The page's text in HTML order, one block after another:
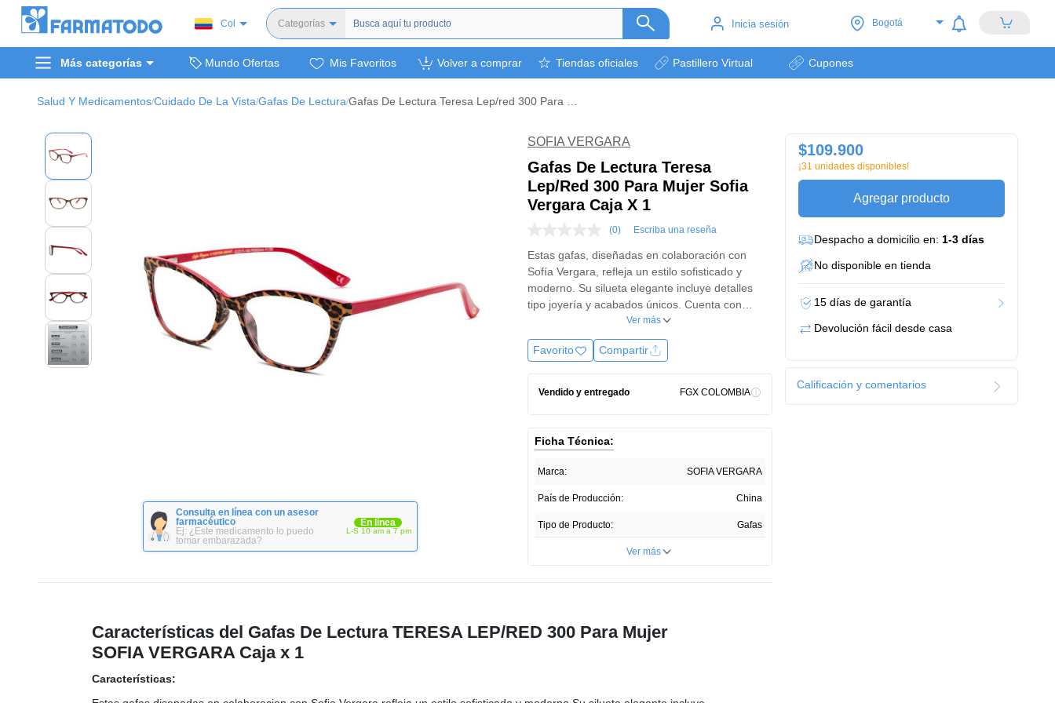
Col
Categorías
Dermocosmética
Inicia sesión Bogotá
Más categorías Mundo Ofertas Mis Favoritos Volver a comprar Tiendas oficiales Pastillero Virtual Cupones
Salud Y Medicamentos/Cuidado De La Vista/Gafas De Lectura/
Consulta en línea con un asesor
farmacéutico
Ej: ¿Este medicamento lo puedo
tomar embarazada?
En línea
L-S 10 am a 7 pm
SOFIA VERGARA
Gafas De Lectura Teresa
Lep/red 300 Para Mujer Sofia
Vergara Caja X 1
puntuación
Enlace
en
la
misma
página.
(0) Escriba una reseña
Estas gafas, diseñadas en colaboración con
Sofía Vergara, refleja un estilo sofisticado y
moderno. Su silueta elegante incluye detalles
tipo joyería y acabados únicos. Cuenta con
micas resistentes a iVer más
Favorito Compartir
Vendido y entregado FGX COLOMBIA
Ficha Técnica:
Marca: SOFIA VERGARA
País de Producción: China
Tipo de Producto: Gafas
Unidades por paquete:Ver más
Características del Gafas De Lectura TERESA LEP/RED 300 Para Mujer
SOFIA VERGARA Caja x 1
Características:
$109.900
¡31 unidades disponibles!
Agregar producto
Despacho a domicilio en: 1-3 días
No disponible en tienda
15 días de garantía
Devolución fácil desde casa
Calificación y comentarios